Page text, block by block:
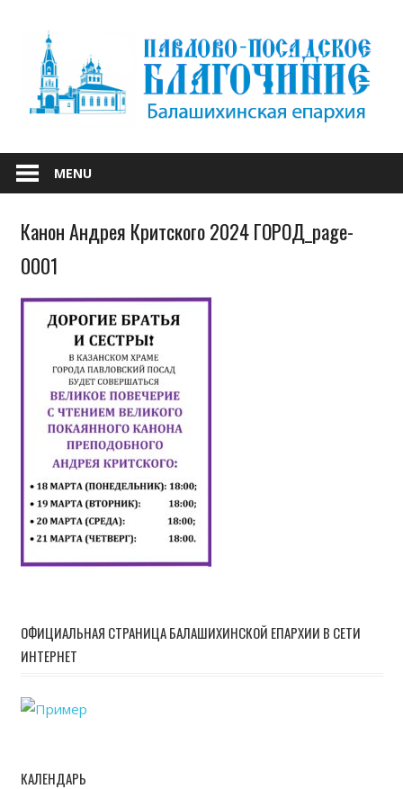
content
ПАВЛОВО-
ПОСАДСКОЕ
БЛАГОЧИНИЕ
MENU
Канон Андрея Критского 2024 ГОРОД_page-
0001
ОФИЦИАЛЬНАЯ СТРАНИЦА БАЛАШИХИНСКОЙ ЕПАРХИИ В СЕТИ
ИНТЕРНЕТ
КАЛЕНДАРЬ